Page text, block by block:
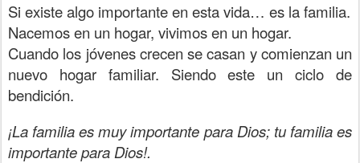
Si existe algo importante en esta vida… es la familia.
Nacemos en un hogar, vivimos en un hogar.
Cuando los jóvenes crecen se casan y comienzan un
nuevo hogar familiar. Siendo este un ciclo de
bendición.
¡La familia es muy importante para Dios; tu familia es
importante para Dios!.